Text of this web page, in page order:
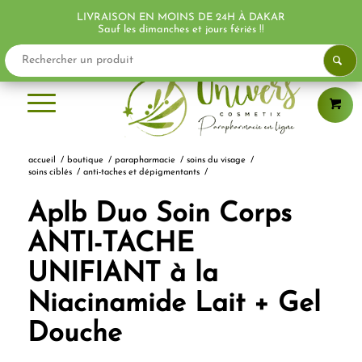
accueil / boutique / parapharmacie / soins du visage
/
soins ciblés / anti-taches et dépigmentants /
Aplb Duo Soin Corps
ANTI-TACHE
UNIFIANT à la
Niacinamide Lait + Gel
Douche
LIVRAISON EN MOINS DE 24H À DAKAR
Sauf les dimanches et jours fériés !!